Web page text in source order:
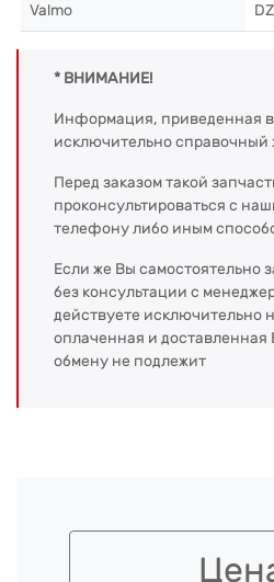
Valmo
* ВНИМАНИЕ!
Информация, приведенная
исключительно справочный
Перед заказом такой
проконсультироваться с
телефону либо иным
Если же Вы самостоятельно
без консультации с
действуете исключительно
оплаченная и доставленная
обмену не подлежит